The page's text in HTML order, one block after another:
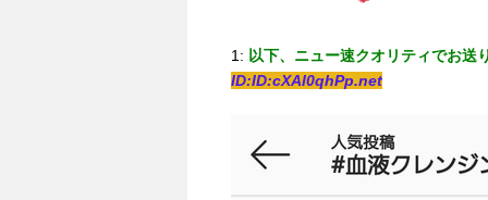
1: 以下、ニュー速クオリティでお送
ID:ID:cXAI0qhPp.net